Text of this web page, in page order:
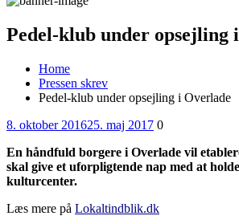
Pedel-klub under opsejling
Home
Pressen skrev
Pedel-klub under opsejling i Overlade
Posted
8. oktober 201625. maj 2017Comments
0
En håndfuld borgere i Overlade vil
skal give et uforpligtende nap med at
kulturcenter.
Læs mere på Lokaltindblik.dk